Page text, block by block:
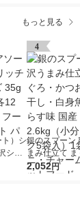
もっと見る
ト）シ
シリ
3種×
4
銀のスプーン
まみ仕立て
かつお・煮干
2,052円